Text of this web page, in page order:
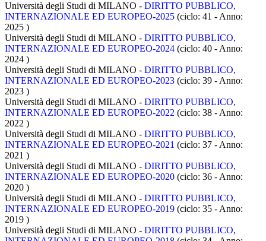
Università degli Studi di MILANO - DIRITTO PUBBLICO,
INTERNAZIONALE ED EUROPEO-2025 (ciclo: 41 - Anno:
2025 )
Università degli Studi di MILANO - DIRITTO PUBBLICO,
INTERNAZIONALE ED EUROPEO-2024 (ciclo: 40 - Anno:
2024 )
Università degli Studi di MILANO - DIRITTO PUBBLICO,
INTERNAZIONALE ED EUROPEO-2023 (ciclo: 39 - Anno:
2023 )
Università degli Studi di MILANO - DIRITTO PUBBLICO,
INTERNAZIONALE ED EUROPEO-2022 (ciclo: 38 - Anno:
2022 )
Università degli Studi di MILANO - DIRITTO PUBBLICO,
INTERNAZIONALE ED EUROPEO-2021 (ciclo: 37 - Anno:
2021 )
Università degli Studi di MILANO - DIRITTO PUBBLICO,
INTERNAZIONALE ED EUROPEO-2020 (ciclo: 36 - Anno:
2020 )
Università degli Studi di MILANO - DIRITTO PUBBLICO,
INTERNAZIONALE ED EUROPEO-2019 (ciclo: 35 - Anno:
2019 )
Università degli Studi di MILANO - DIRITTO PUBBLICO,